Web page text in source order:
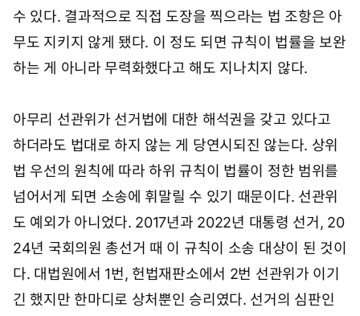
수 있다. 결과적으로 직접 도장을 찍으라는 법 조항은 아
무도 지키지 않게 됐다. 이 정도 되면 규칙이 법률을 보완
하는 게 아니라 무력화했다고 해도 지나치지 않다.
아무리 선관위가 선거법에 대한 해석권을 갖고 있다고
하더라도 법대로 하지 않는 게 당연시되진 않는다. 상위
법 우선의 원칙에 따라 하위 규칙이 법률이 정한 범위를
넘어서게 되면 소송에 휘말릴 수 있기 때문이다. 선관위
도 예외가 아니었다. 2017년과 2022년 대통령 선거, 20
24년 국회의원 총선거 때 이 규칙이 소송 대상이 된 것이
다. 대법원에서 1번, 헌법재판소에서 2번 선관위가 이기
긴 했지만 한마디로 상처뿐인 승리였다. 선거의 심판인